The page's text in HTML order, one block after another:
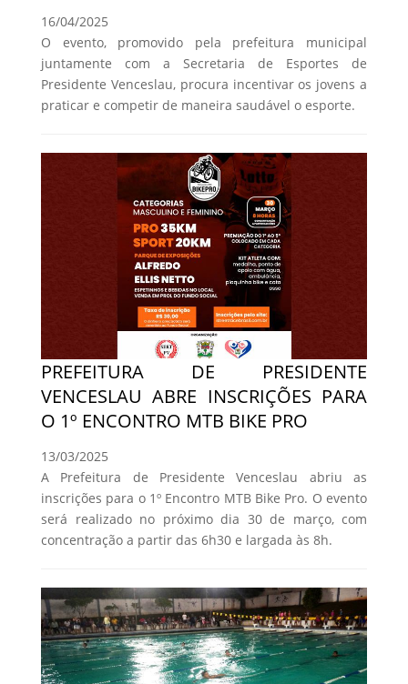
16/04/2025
O evento, promovido pela prefeitura municipal
juntamente com a Secretaria de Esportes de
Presidente Venceslau, procura incentivar os jovens a
praticar e competir de maneira saudável o esporte.
PREFEITURA DE PRESIDENTE
VENCESLAU ABRE INSCRIÇÕES PARA
O 1º ENCONTRO MTB BIKE PRO
13/03/2025
A Prefeitura de Presidente Venceslau abriu as
inscrições para o 1º Encontro MTB Bike Pro. O evento
será realizado no próximo dia 30 de março, com
concentração a partir das 6h30 e largada às 8h.